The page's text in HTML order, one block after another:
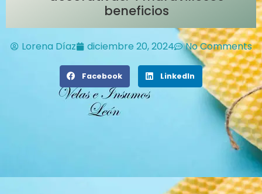
beneficios
Lorena Díaz diciembre 20, 2024 No Comments
Facebook LinkedIn